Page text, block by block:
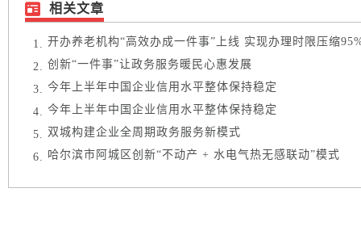
相关文章
开办养老机构“高效办成一件事”上线 实现办理时限压缩
创新“一件事”让政务服务暖民心惠发展
今年上半年中国企业信用水平整体保持稳定
今年上半年中国企业信用水平整体保持稳定
双城构建企业全周期政务服务新模式
哈尔滨市阿城区创新“不动产 + 水电气热无感联动”模式